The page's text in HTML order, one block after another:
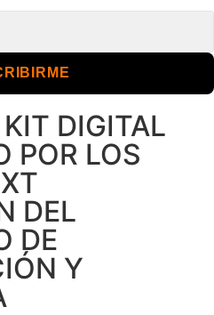
DIGITAL
POR LOS
DEL
DE
Y